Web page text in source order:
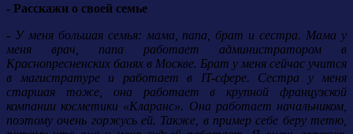
- Расскажи о своей семье
- У меня большая семья: мама, папа, брат и сестра. Мама у
меня врач, папа работает администратором в
Краснопресненских банях в Москве. Брат у меня сейчас учится
в магистратуре и работает в IT-сфере. Сестра у меня
старшая тоже, она работает в крупной французской
компании косметики «Кларанс». Она работает начальником,
поэтому очень горжусь ей. Также, в пример себе беру тетю,